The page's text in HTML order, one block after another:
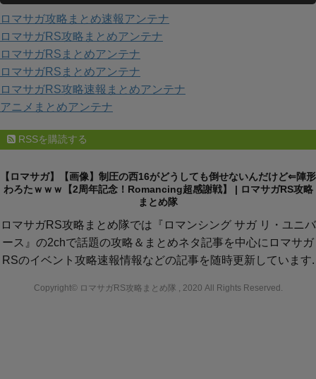
リ
ー
ロマサガ攻略まとめ速報アンテナ
ロマサガRS攻略まとめアンテナ
ロマサガRSまとめアンテナ
ロマサガRSまとめアンテナ
ロマサガRS攻略速報まとめアンテナ
アニメまとめアンテナ
RSSを購読する
【ロマサガ】【画像】制圧の西16がどうしても倒せないんだけど⇐陣形
わろたｗｗｗ【2周年記念！Romancing超感謝戦】 | ロマサガRS攻略
まとめ隊
ロマサガRS攻略まとめ隊では『ロマンシング サガ リ・ユニバ
ース』の2chで話題の攻略＆まとめネタ記事を中心にロマサガ
RSのイベント攻略速報情報などの記事を随時更新しています.
Copyright© ロマサガRS攻略まとめ隊 , 2020 All Rights Reserved.